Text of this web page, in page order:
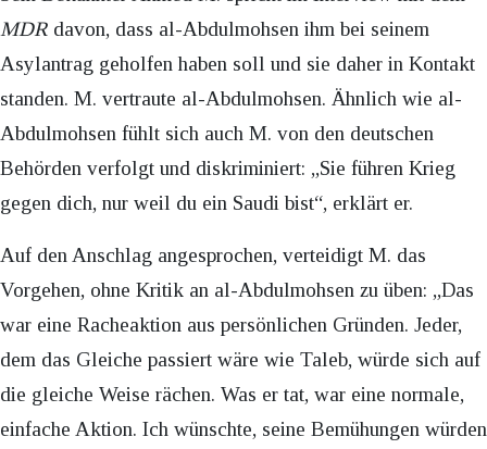
MDR davon, dass al-Abdulmohsen ihm bei seinem
Asylantrag geholfen haben soll und sie daher in Kontakt
standen. M. vertraute al-Abdulmohsen. Ähnlich wie al-
Abdulmohsen fühlt sich auch M. von den deutschen
Behörden verfolgt und diskriminiert: „Sie führen Krieg
gegen dich, nur weil du ein Saudi bist“, erklärt er.
Auf den Anschlag angesprochen, verteidigt M. das
Vorgehen, ohne Kritik an al-Abdulmohsen zu üben: „Das
war eine Racheaktion aus persönlichen Gründen. Jeder,
dem das Gleiche passiert wäre wie Taleb, würde sich auf
die gleiche Weise rächen. Was er tat, war eine normale,
einfache Aktion. Ich wünschte, seine Bemühungen würden